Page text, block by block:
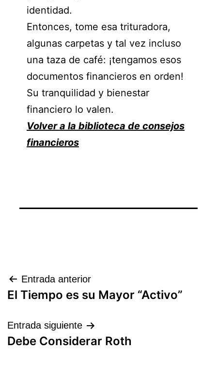
identidad.
Entonces, tome esa trituradora,
algunas carpetas y tal vez incluso
una taza de café: ¡tengamos esos
documentos financieros en orden!
Su tranquilidad y bienestar
financiero lo valen.
Volver a la biblioteca de consejos
financieros
Navegación
de
entradas
Entrada anterior
El Tiempo es su Mayor “Activo”
Entrada siguiente
Debe Considerar Roth